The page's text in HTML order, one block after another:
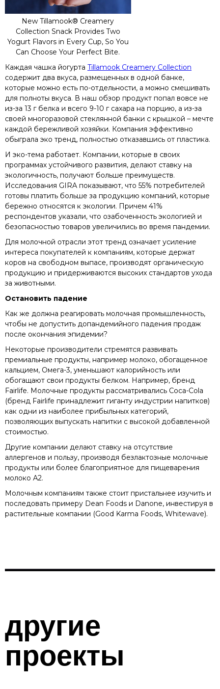
New Tillamook® Creamery
Collection Snack Provides Two
Yogurt Flavors in Every Cup, So You
Can Choose Your Perfect Bite.
Каждая чашка йогурта Tillamook Creamery Collection
содержит два вкуса, размещенных в одной банке,
которые можно есть по-отдельности, а можно смешивать
для полноты вкуса. В наш обзор продукт попал вовсе не
из-за 13 г белка и всего 9-10 г сахара на порцию, а из-за
своей многоразовой стеклянной банки с крышкой – мечте
каждой бережливой хозяйки. Компания эффективно
обыграла эко тренд, полностью отказавшись от пластика.
И эко-тема работает. Компании, которые в своих
программах устойчивого развития, делают ставку на
экологичность, получают больше преимуществ.
Исследования GIRA показывают, что 55% потребителей
готовы платить больше за продукцию компаний, которые
бережно относятся к экологии. Причем 41%
респондентов указали, что озабоченность экологией и
безопасностью товаров увеличились во время пандемии.
Для молочной отрасли этот тренд означает усиление
интереса покупателей к компаниям, которые держат
коров на свободном выпасе, производят органическую
продукцию и придерживаются высоких стандартов ухода
за животными.
Остановить падение
Как же должна реагировать молочная промышленность,
чтобы не допустить допандемийного падения продаж
после окончания эпидемии?
Некоторые производители стремятся развивать
премиальные продукты, например молоко, обогащенное
кальцием, Омега-3, уменьшают калорийность или
обогащают свои продукты белком. Например, бренд
Fairlife. Молочные продукты рассматривались Coca-Cola
(бренд Fairlife принадлежит гиганту индустрии напитков)
как одни из наиболее прибыльных категорий,
позволяющих выпускать напитки с высокой добавленной
стоимостью.
Другие компании делают ставку на отсутствие
аллергенов и пользу, производя безлактозные молочные
продукты или более благоприятное для пищеварения
молоко А2.
Молочным компаниям также стоит пристальнее изучить и
последовать примеру Dean Foods и Danone, инвестируя в
растительные компании (Good Karma Foods, Whitewave).
другие
проекты